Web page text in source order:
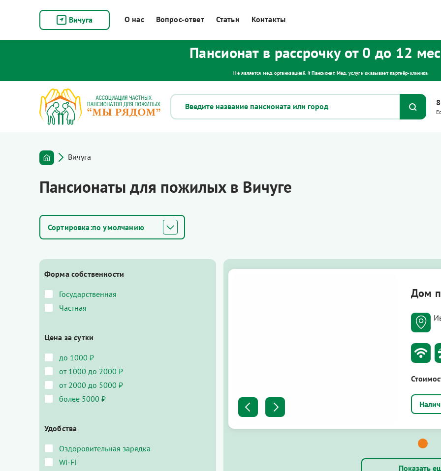
Вичуга О нас Вопрос-ответ Статьи Контакты
Пансионат в рассрочку от 0 до 12
Не является мед. организацией. ⚕ Пансионат. Мед. услуги оказывает партнёр‑клиника
Вичуга
Пансионаты для пожилых в Вичуге
по умолчанию
Дом
Показать
Форма собственности
Государственная
Частная
Цена за сутки
до 1000 ₽
от 1000 до 2000 ₽
от 2000 до 5000 ₽
более 5000 ₽
Удобства
Оздоровительная зарядка
Wi-Fi